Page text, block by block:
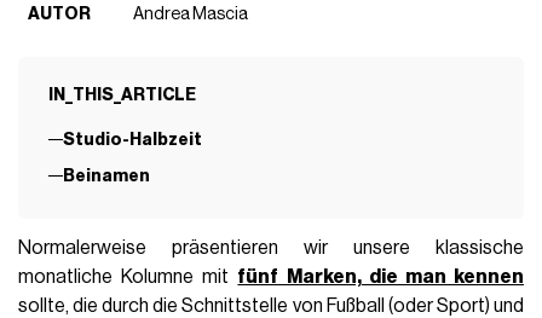
AUTOR
Andrea Mascia
IN_THIS_ARTICLE
Studio-Halbzeit
Beinamen
Normalerweise präsentieren wir unsere klassische
monatliche Kolumne mit fünf Marken, die man kennen
sollte, die durch die Schnittstelle von Fußball (oder Sport) und